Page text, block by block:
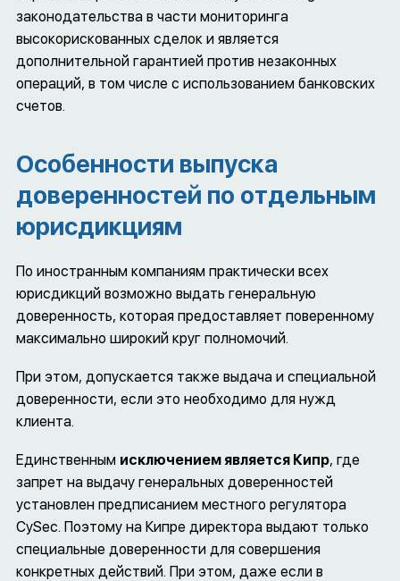
законодательства в части мониторинга
высокорискованных сделок и является
дополнительной гарантией против незаконных
операций, в том числе с использованием банковских
счетов.
Особенности выпуска
доверенностей по отдельным
юрисдикциям
По иностранным компаниям практически всех
юрисдикций возможно выдать генеральную
доверенность, которая предоставляет поверенному
максимально широкий круг полномочий.
При этом, допускается также выдача и специальной
доверенности, если это необходимо для нужд
клиента.
Единственным исключением является Кипр, где
запрет на выдачу генеральных доверенностей
установлен предписанием местного регулятора
CySec. Поэтому на Кипре директора выдают только
специальные доверенности для совершения
конкретных действий. При этом, даже если в